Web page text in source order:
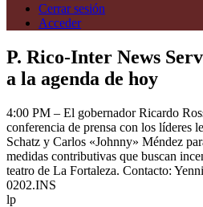
Cerrar sesión
Acceder
P. Rico-Inter News
a la agenda de hoy
4:00 PM – El gobernador Ricardo
conferencia de prensa con los líderes
Schatz y Carlos «Johnny» Méndez
medidas contributivas que buscan
teatro de La Fortaleza. Contacto:
0202.INS
lp